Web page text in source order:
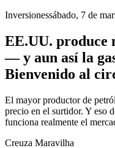
Inversionessábado, 7 de
EE.UU. produce
— y aun así la
Bienvenido al
El mayor productor de
precio en el surtidor. Y eso
funciona realmente el
Creuza Maravilha